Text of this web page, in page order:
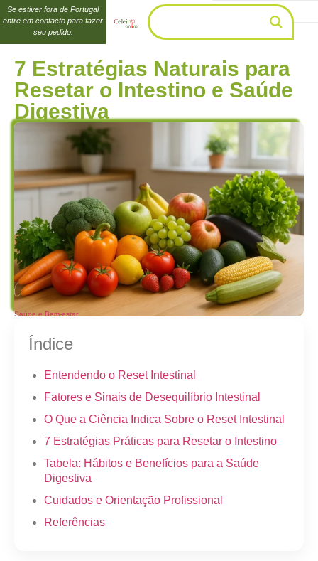
Se estiver fora de Portugal
entre em contacto para fazer
seu pedido.
7 Estratégias Naturais para
Resetar o Intestino e Saúde
Digestiva
Saúde e Bem-estar
Índice
Entendendo o Reset Intestinal
Fatores e Sinais de Desequilíbrio Intestinal
O Que a Ciência Indica Sobre o Reset Intestinal
7 Estratégias Práticas para Resetar o Intestino
Tabela: Hábitos e Benefícios para a Saúde
Digestiva
Cuidados e Orientação Profissional
Referências